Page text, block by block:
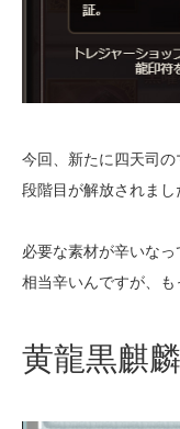
今回、新たに四天司
段階目が解放されまし
必要な素材が辛いな
相当辛いんですが、
黄龍黒麒